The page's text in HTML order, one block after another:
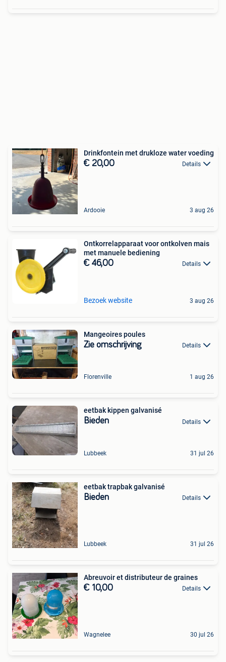
Drinkfontein met drukloze water voeding
€ 20,00 Details
Ardooie 3 aug 26
Ontkorrelapparaat voor ontkolven mais
met manuele bediening
€ 46,00 Details
Bezoek website 3 aug 26
Mangeoires poules
Zie omschrijving Details
Florenville 1 aug 26
eetbak kippen galvanisé
Bieden Details
Lubbeek 31 jul 26
eetbak trapbak galvanisé
Bieden Details
Lubbeek 31 jul 26
Abreuvoir et distributeur de graines
€ 10,00 Details
Wagnelee 30 jul 26